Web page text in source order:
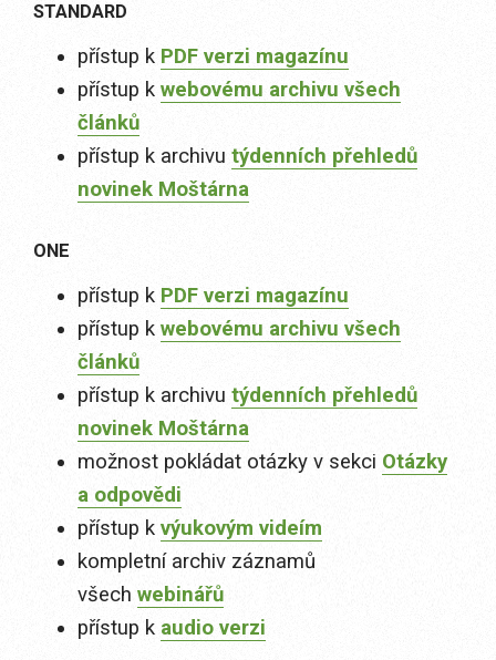
STANDARD
přístup k PDF verzi magazínu
přístup k webovému archivu všech
článků
přístup k archivu týdenních přehledů
novinek Moštárna
ONE
přístup k PDF verzi magazínu
přístup k webovému archivu všech
článků
přístup k archivu týdenních přehledů
novinek Moštárna
možnost pokládat otázky v sekci Otázky
a odpovědi
přístup k výukovým videím
kompletní archiv záznamů
všech webinářů
přístup k audio verzi